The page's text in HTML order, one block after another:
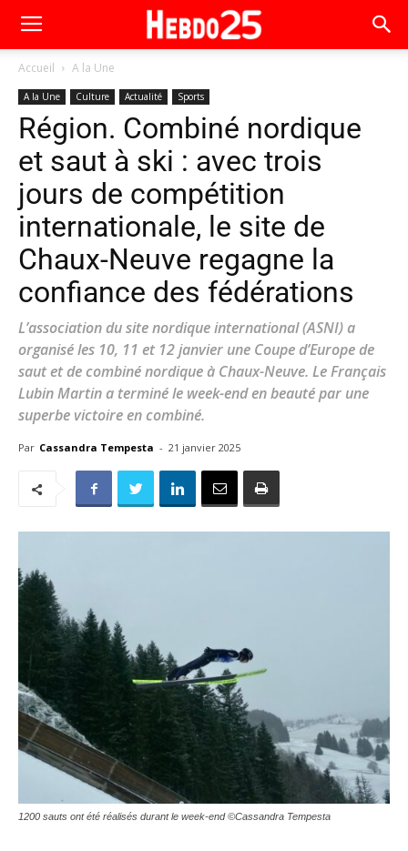
Accueil A la Une
A la Une Culture Actualité Sports
Région. Combiné nordique
et saut à ski : avec trois
jours de compétition
internationale, le site de
Chaux-Neuve regagne la
confiance des fédérations
L’association du site nordique international (ASNI) a
organisé les 10, 11 et 12 janvier une Coupe d’Europe de
saut et de combiné nordique à Chaux-Neuve. Le Français
Lubin Martin a terminé le week-end en beauté par une
superbe victoire en combiné.
Par Cassandra Tempesta - 21 janvier 2025
1200 sauts ont été réalisés durant le week-end ©Cassandra Tempesta